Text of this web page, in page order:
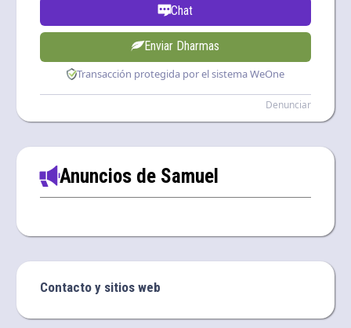
Chat
Enviar Dharmas
Transacción protegida por el sistema WeOne
Denunciar
Anuncios de Samuel
Contacto y sitios web